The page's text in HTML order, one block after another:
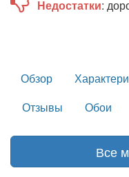
Недостатки:
Обзор
Отзывы
Обои
Все